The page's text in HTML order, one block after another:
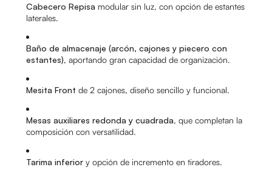
Cabecero Repisa modular sin luz, con opción de estantes
laterales.
Baño de almacenaje (arcón, cajones y piecero con
estantes), aportando gran capacidad de organización.
Mesita Front de 2 cajones, diseño sencillo y funcional.
Mesas auxiliares redonda y cuadrada, que completan la
composición con versatilidad.
Tarima inferior y opción de incremento en tiradores.